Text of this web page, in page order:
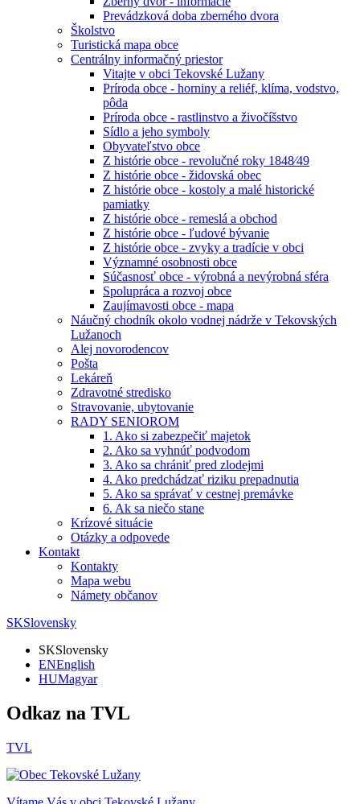
Prevádzková doba zberného dvora
Školstvo
Turistická mapa obce
Centrálny informačný priestor
Vitajte v obci Tekovské Lužany
Príroda obce - horniny a reliéf, klíma, vodstvo,
pôda
Príroda obce - rastlinstvo a živočíšstvo
Sídlo a jeho symboly
Obyvateľstvo obce
Z histórie obce - revolučné roky 1848⁄49
Z histórie obce - židovská obec
Z histórie obce - kostoly a malé historické
pamiatky
Z histórie obce - remeslá a obchod
Z histórie obce - ľudové bývanie
Z histórie obce - zvyky a tradície v obci
Významné osobnosti obce
Súčasnosť obce - výrobná a nevýrobná sféra
Spolupráca a rozvoj obce
Zaujímavosti obce - mapa
Náučný chodník okolo vodnej nádrže v Tekovských
Lužanoch
Alej novorodencov
Pošta
Lekáreň
Zdravotné stredisko
Stravovanie, ubytovanie
RADY SENIOROM
1. Ako si zabezpečiť majetok
2. Ako sa vyhnúť podvodom
3. Ako sa chrániť pred zlodejmi
4. Ako predchádzať riziku prepadnutia
5. Ako sa správať v cestnej premávke
6. Ak sa niečo stane
Krízové situácie
Otázky a odpovede
Kontakt
Kontakty
Mapa webu
Námety občanov
SKSlovensky
SKSlovensky
ENEnglish
HUMagyar
Odkaz na TVL
TVL